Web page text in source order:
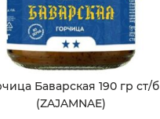
Баварская 190 гр ст/б
(ZAJAMNAE)